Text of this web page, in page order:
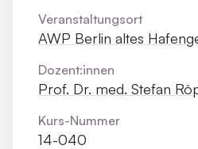
Veranstaltungsort
AWP Berlin altes
Dozent:innen
Prof. Dr. med. Stefan
Kurs-Nummer
14-040